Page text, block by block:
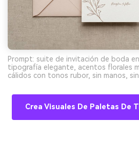
Prompt: suite de invitación de boda
tipografía elegante, acentos florales
cálidos con tonos rubor, sin manos,
Crea Visuales De Paletas De